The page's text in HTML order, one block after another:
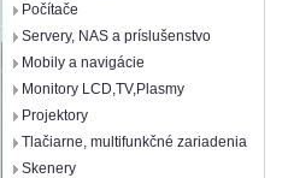
Počítače
Servery, NAS a príslušenstvo
Mobily a navigácie
Monitory LCD,TV,Plasmy
Projektory
Tlačiarne, multifunkčné zariadenia
Skenery